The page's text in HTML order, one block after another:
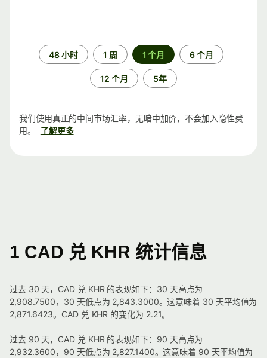
48 小时 1 周 1 个月 6 个月
12 个月 5年
我们使用真正的中间市场汇率，无暗中加价，不会加入隐性费
用。
了解更多
1 CAD 兑 KHR 统计信息
过去 30 天，CAD 兑 KHR 的表现如下：30 天高点为
2,908.7500，30 天低点为 2,843.3000。这意味着 30 天平均值为
2,871.6423。CAD 兑 KHR 的变化为 2.21。
过去 90 天，CAD 兑 KHR 的表现如下：90 天高点为
2,932.3600，90 天低点为 2,827.1400。这意味着 90 天平均值为